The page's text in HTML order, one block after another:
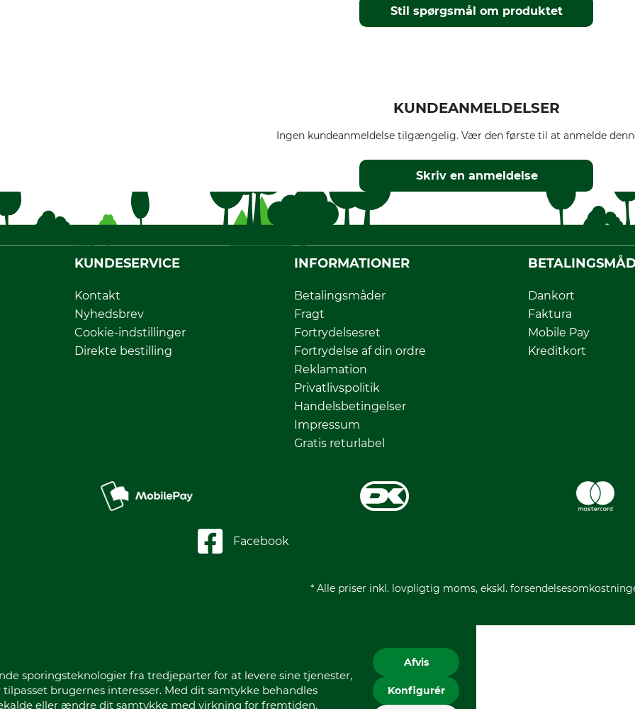
Stil spørgsmål om produktet
KUNDEANMELDELSER
Ingen kundeanmeldelse tilgængelig. Vær den første til at anmelde
Skriv en anmeldelse
KUNDESERVICE
Kontakt
Nyhedsbrev
Cookie-indstillinger
Direkte bestilling
INFORMATIONER
Betalingsmåder
Fragt
Fortrydelsesret
Fortrydelse af din ordre
Reklamation
Privatlivspolitik
Handelsbetingelser
Impressum
Gratis returlabel
Dankort
Faktura
Mobile Pay
Kreditkort
Facebook
* Alle priser inkl. lovpligtig moms, ekskl.
sporingsteknologier fra tredjeparter for at levere sine tjenester,
brugernes interesser. Med dit samtykke behandles
eller ændre dit samtykke med virkning for fremtiden.
Afvis
Konfigurér